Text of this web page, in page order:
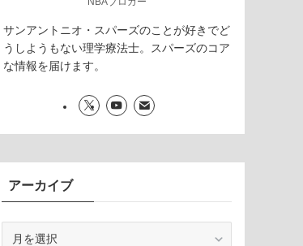
サンアントニオ・スパーズのことが好きでど
うしようもない理学療法士。スパーズのコア
な情報を届けます。
アーカイブ